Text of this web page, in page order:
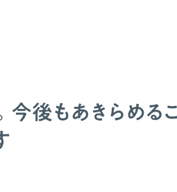
後もあきらめるこ